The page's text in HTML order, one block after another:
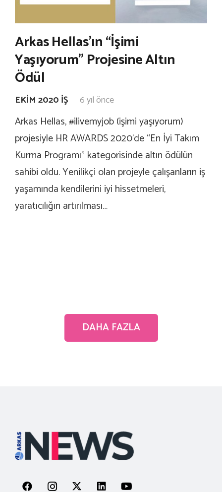
Arkas Hellas’ın “İşimi
Yaşıyorum” Projesine Altın
Ödül
EKIM 2020 İŞ 6 yıl önce
Arkas Hellas, #ilivemyjob (işimi yaşıyorum)
projesiyle HR AWARDS 2020’de “En İyi Takım
Kurma Programı” kategorisinde altın ödülün
sahibi oldu. Yenilikçi olan projeyle çalışanların iş
yaşamında kendilerini iyi hissetmeleri,
yaratıcılığın artırılması…
DAHA FAZLA